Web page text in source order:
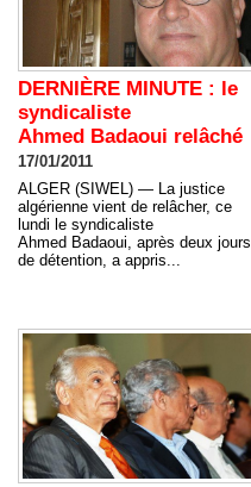
DERNIÈRE MINUTE : le
syndicaliste
Ahmed Badaoui relâché
17/01/2011
ALGER (SIWEL) — La justice
algérienne vient de relâcher, ce
lundi le syndicaliste
Ahmed Badaoui, après deux jours
de détention, a appris...